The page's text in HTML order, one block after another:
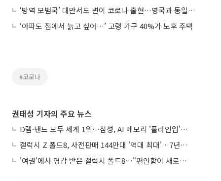
‘방역 모범국’ 대만서도 변이 코로나 출현…영국과 동일한 바이러스
‘아파도 집에서 늙고 싶어…’ 고령 가구 40%가 노후 주택
#코로나
권태성 기자의 주요 뉴스
D램·낸드 모두 세계 1위…삼성, AI 메모리 '풀라인업'으로 승부
갤럭시 Z 폴드8, 사전판매 144만대 '역대 최대'…7년만에 갤노트10 기록 넘어
'여권'에서 영감 받은 갤럭시 폴드8…"편안함이 새로운 디자인 경쟁력"